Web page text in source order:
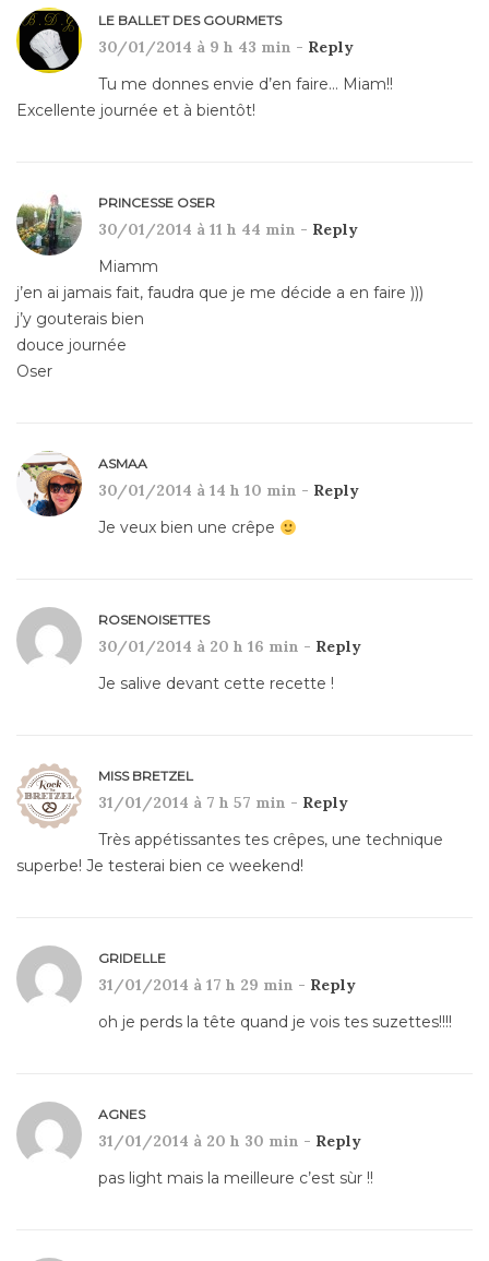
LE BALLET DES GOURMETS
30/01/2014 à 9 h 43 min - Reply
Tu me donnes envie d’en faire… Miam!!
Excellente journée et à bientôt!
PRINCESSE OSER
30/01/2014 à 11 h 44 min - Reply
Miamm
j’en ai jamais fait, faudra que je me décide a en faire )))
j’y gouterais bien
douce journée
Oser
ASMAA
30/01/2014 à 14 h 10 min - Reply
Je veux bien une crêpe
ROSENOISETTES
30/01/2014 à 20 h 16 min - Reply
Je salive devant cette recette !
MISS BRETZEL
31/01/2014 à 7 h 57 min - Reply
Très appétissantes tes crêpes, une technique
superbe! Je testerai bien ce weekend!
GRIDELLE
31/01/2014 à 17 h 29 min - Reply
oh je perds la tête quand je vois tes suzettes!!!!
AGNES
31/01/2014 à 20 h 30 min - Reply
pas light mais la meilleure c’est sùr !!